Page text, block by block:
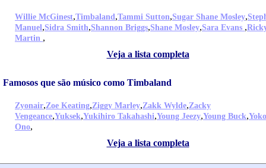
Willie McGinest,Timbaland,Tammi Sutton,Sugar Shane Mosley,
Manuel,Sidra Smith,Shannon Briggs,Shane Mosley,Sara Evans ,
Martin ,
Veja a lista completa
Famosos que são músico como Timbaland
Zyonair,Zoe Keating,Ziggy Marley,Zakk Wylde,Zacky
Vengeance,Yuksek,Yukihiro Takahashi,Young Jeezy,Young Buck,Yoko
Ono,
Veja a lista completa